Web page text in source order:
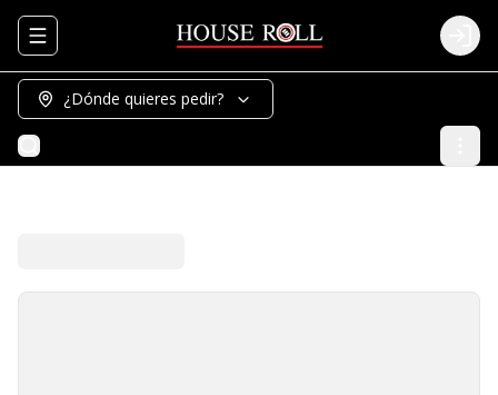
Abrir menu de navegación Login
¿Dónde quieres pedir?